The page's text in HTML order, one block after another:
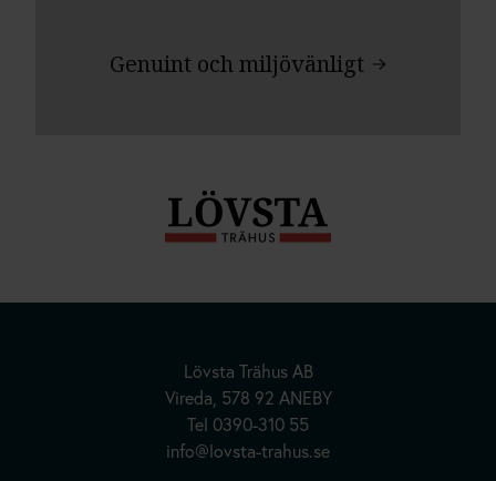
Hus | Herrgårdar | Fritidshus
Genuint och miljövänligt
Lövsta Trähus AB
Vireda, 578 92 ANEBY
Tel 0390-310 55
info@lovsta-trahus.se